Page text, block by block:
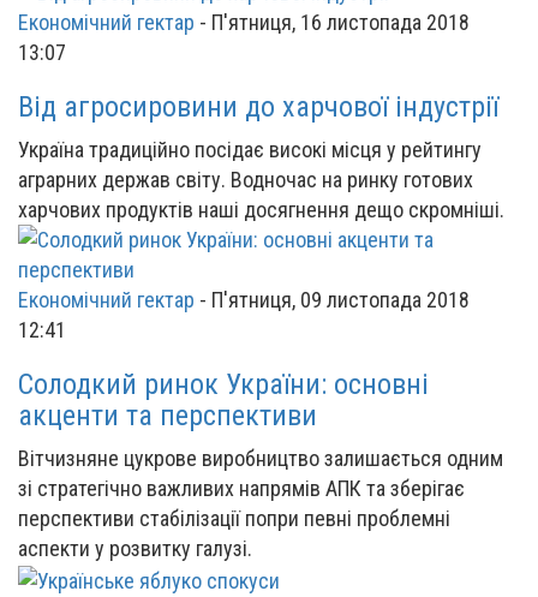
Економічний гектар - П'ятниця, 16 листопада 2018
13:07
Від агросировини до харчової індустрії
Україна традиційно посідає високі місця у рейтингу
аграрних держав світу. Водночас на ринку готових
харчових продуктів наші досягнення дещо скромніші.
Економічний гектар - П'ятниця, 09 листопада 2018
12:41
Солодкий ринок України: основні
акценти та перспективи
Вітчизняне цукрове виробництво залишається одним
зі стратегічно важливих напрямів АПК та зберігає
перспективи стабілізації попри певні проблемні
аспекти у розвитку галузі.